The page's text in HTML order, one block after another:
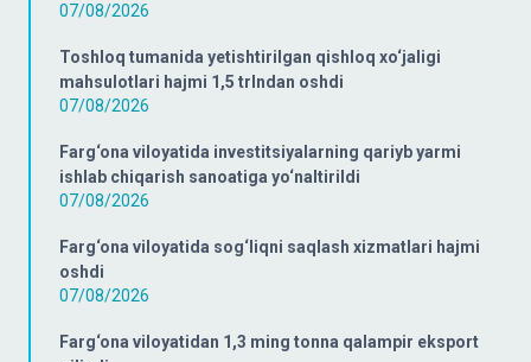
07/08/2026
Toshloq tumanida yetishtirilgan qishloq xo‘jaligi
mahsulotlari hajmi 1,5 trlndan oshdi
07/08/2026
Farg‘ona viloyatida investitsiyalarning qariyb yarmi
ishlab chiqarish sanoatiga yo‘naltirildi
07/08/2026
Farg‘ona viloyatida sog‘liqni saqlash xizmatlari hajmi
oshdi
07/08/2026
Farg‘ona viloyatidan 1,3 ming tonna qalampir eksport